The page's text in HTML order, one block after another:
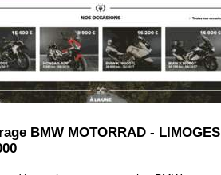
BMW MOTORRAD - LIMOGES